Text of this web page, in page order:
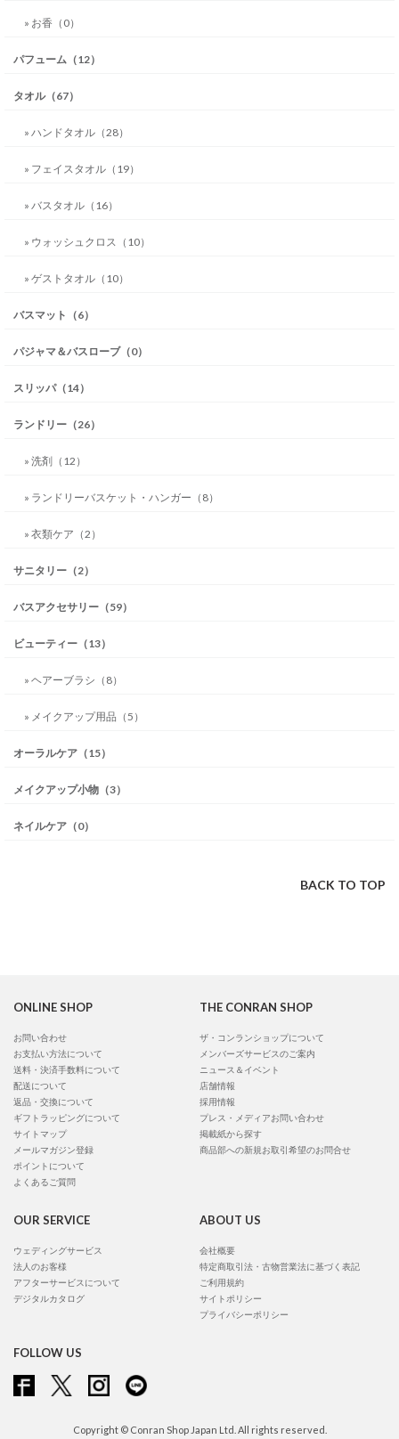
» お香（0）
パフューム（12）
タオル（67）
» ハンドタオル（28）
» フェイスタオル（19）
» バスタオル（16）
» ウォッシュクロス（10）
» ゲストタオル（10）
バスマット（6）
パジャマ＆バスローブ（0）
スリッパ（14）
ランドリー（26）
» 洗剤（12）
» ランドリーバスケット・ハンガー（8）
» 衣類ケア（2）
サニタリー（2）
バスアクセサリー（59）
ビューティー（13）
» ヘアーブラシ（8）
» メイクアップ用品（5）
オーラルケア（15）
メイクアップ小物（3）
ネイルケア（0）
BACK TO TOP
ONLINE SHOP
お問い合わせ
お支払い方法について
送料・決済手数料について
配送について
返品・交換について
ギフトラッピングについて
サイトマップ
メールマガジン登録
ポイントについて
よくあるご質問
THE CONRAN SHOP
ザ・コンランショップについて
メンバーズサービスのご案内
ニュース＆イベント
店舗情報
採用情報
プレス・メディアお問い合わせ
掲載紙から探す
商品部への新規お取引希望のお問合せ
OUR SERVICE
ウェディングサービス
法人のお客様
アフターサービスについて
デジタルカタログ
ABOUT US
会社概要
特定商取引法・古物営業法に基づく表記
ご利用規約
サイトポリシー
プライバシーポリシー
FOLLOW US
Copyright © Conran Shop Japan Ltd. All rights reserved.